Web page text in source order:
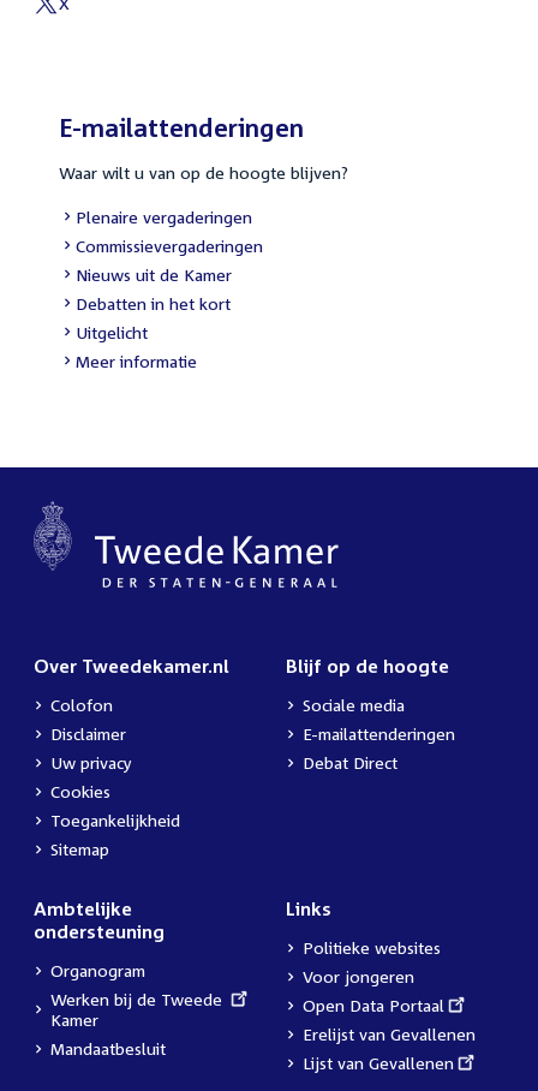
External
E-mailattenderingen
Waar wilt u van op de hoogte blijven?
External
link:
Plenaire vergaderingen
External
link:
Commissievergaderingen
External
link:
Nieuws uit de Kamer
External
link:
Debatten in het kort
External
link:
Uitgelicht
Meer informatie
Over Tweedekamer.nl
Colofon
Disclaimer
Uw privacy
Cookies
Toegankelijkheid
Sitemap
Blijf op de hoogte
Sociale media
E-mailattenderingen
Debat Direct
Ambtelijke
ondersteuning
Organogram
External
link:
Werken bij de Tweede
Kamer
Mandaatbesluit
Links
Politieke websites
Voor jongeren
External
link:
Open Data Portaal
Erelijst van Gevallenen
External
Lijst van Gevallenen